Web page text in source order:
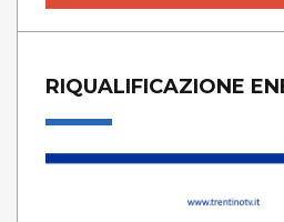
RIQUALIFICAZIONE